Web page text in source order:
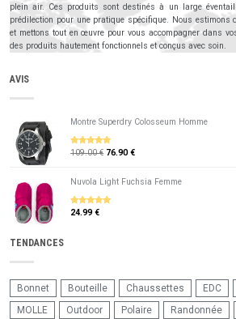
plein air. Ces produits sont destinés à un large
prédilection pour une pratique spécifique. Nous estimons
et mettons tout en œuvre pour vous accompagner dans
des produits hautement fonctionnels et conçus avec soin.
AVIS
Montre Superdry Colosseum Homme
5sur 5
109.00 € 76.90 €
Nuvola Light Fuchsia Femme
5sur 5
24.99 €
TENDANCES
Bonnet Bouteille Chaussettes EDC
MOLLE
Outdoor Polaire Randonnée